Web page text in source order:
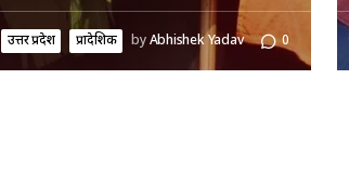
उत्तर प्रदेश प्रादेशिक byAbhishek Yadav 0